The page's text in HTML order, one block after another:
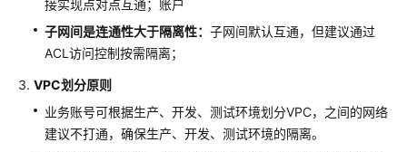
案
开
源
Modsecurity
接实现点对点互通；账户
子网间是连通性大于隔离性： 子网间默认互通，但建议通过
ACL访问控制按需隔离；
VPC划分原则
业务账号可根据生产、开发、测试环境划分VPC，之间的网络
建议不打通，确保生产、开发、测试环境的隔离。